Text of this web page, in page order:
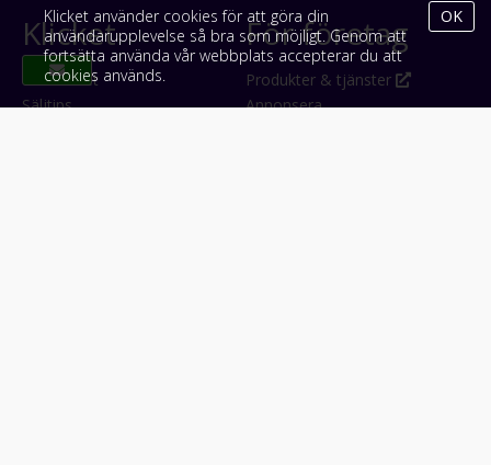
Klicket
Om Klicket
Säljtips
För företag
Produkter & tjänster
Annonsera
Klicket använder cookies för att göra din
användarupplevelse så bra som möjligt. Genom att
fortsätta använda vår webbplats accepterar du att
cookies används.
OK